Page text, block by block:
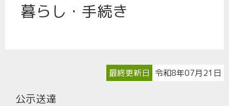
暮らし・手続き
最終更新日 令和8年07月21日
公示送達